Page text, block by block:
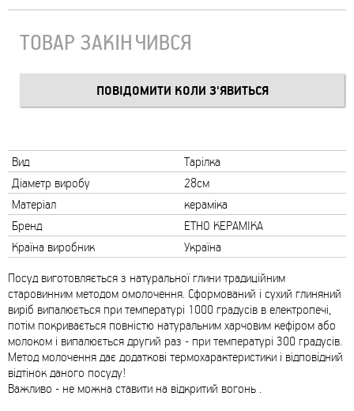
ТОВАР ЗАКІНЧИВСЯ
Вид
Тарілка
Діаметр виробу
28см
Матеріал
кераміка
Бренд
ЕТНО КЕРАМІКА
Країна виробник
Україна
Посуд виготовляється з натуральної глини традиційним
старовинним методом омолочення. Сформований і сухий глиняний
виріб випалюється при температурі 1000 градусів в електропечі,
потім покривається повністю натуральним харчовим кефіром або
молоком і випалюється другий раз - при температурі 300 градусів.
Метод молочення дає додаткові термохарактеристики і відповідний
відтінок даного посуду!
Важливо - не можна ставити на відкритий вогонь .